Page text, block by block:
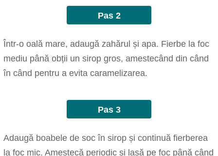
Pas 2
Într-o oală mare, adaugă zahărul și apa. Fierbe la foc
mediu până obții un sirop gros, amestecând din când
în când pentru a evita caramelizarea.
Pas 3
Adaugă boabele de soc în sirop și continuă fierberea
la foc mic. Amestecă periodic și lasă pe foc până când